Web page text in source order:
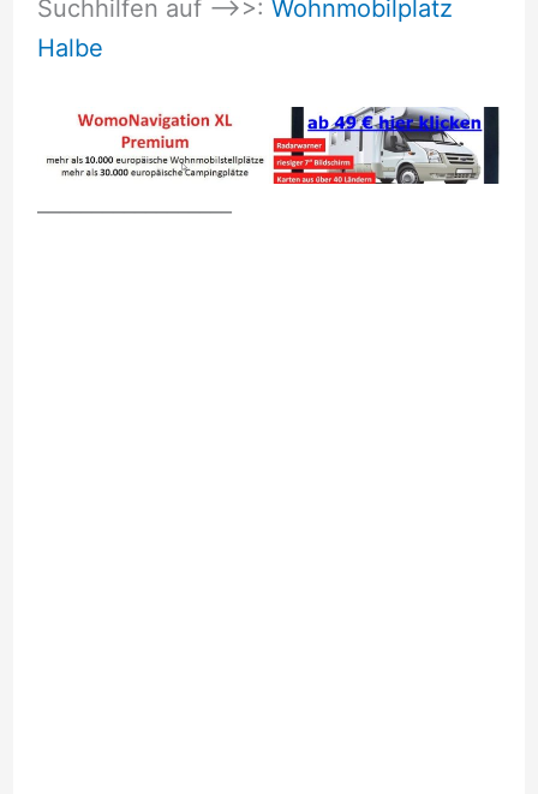
Suchhilfen auf –>>: Wohnmobilplatz
Halbe